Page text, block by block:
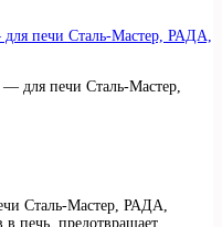
печи Сталь-Мастер, РАДА,
Сталь-Мастер, РАДА,
печь, предотвращает